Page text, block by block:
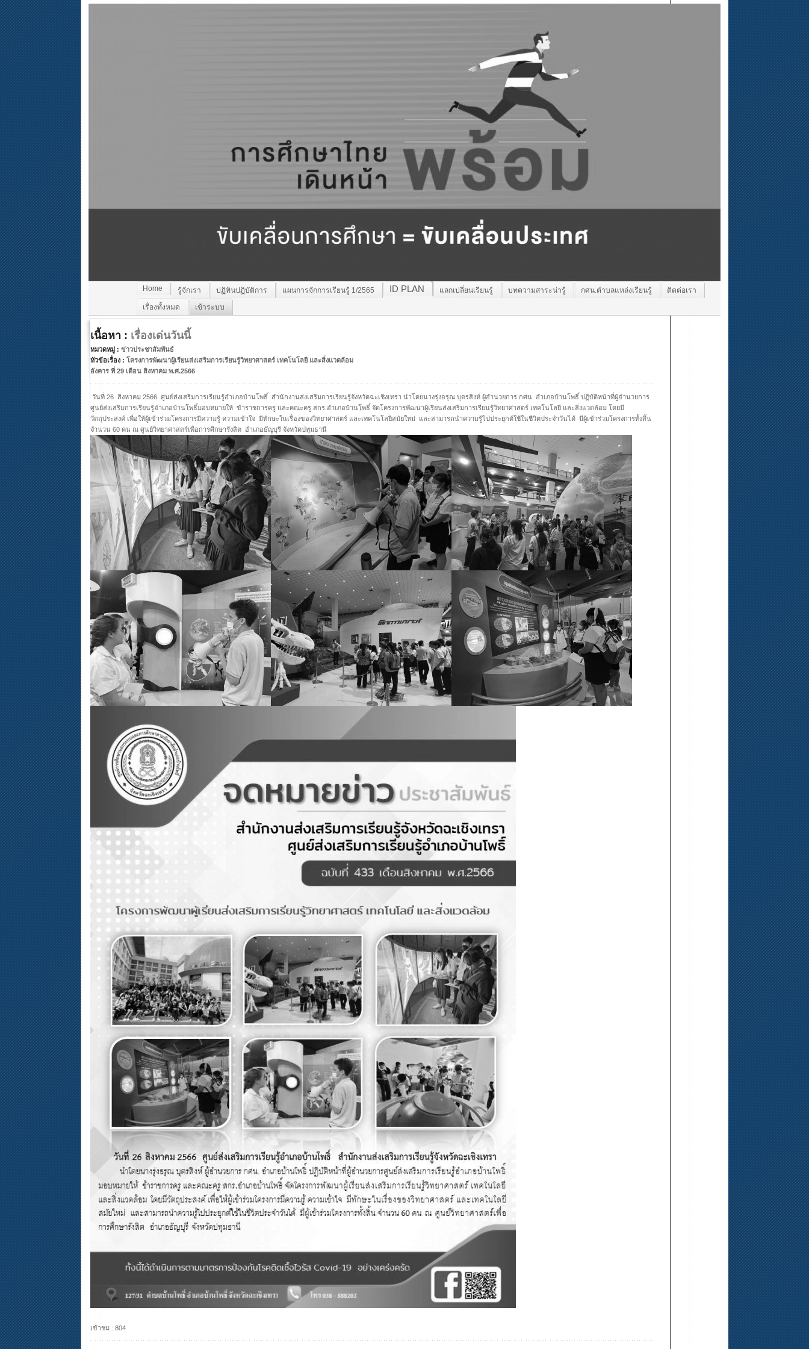
Home รู้จักเรา ปฏิทินปฏิบัติการ แผนการจักการเรียนรู้ 1/2565 ID PLAN แลกเปลี่ยนเรียนรู้ บทความสาระน่ารู้ กศน.ตำบลแหล่งเรียนรู้
ติดต่อเรา
เรื่องทั้งหมด
เข้าระบบ
เนื้อหา : เรื่องเด่นวันนี้
หมวดหมู่ : ข่าวประชาสัมพันธ์
หัวข้อเรื่อง : โครงการพัฒนาผู้เรียนส่งเสริมการเรียนรู้วิทยาศาสตร์ เทคโนโลยี และสิ่งแวดล้อม
อังคาร ที่ 29 เดือน สิงหาคม พ.ศ.2566
วันที่ 26 สิงหาคม 2566 ศูนย์ส่งเสริมการเรียนรู้อำเภอบ้านโพธิ์ สำนักงานส่งเสริมการเรียนรู้จังหวัดฉะเชิงเทรา นำโดยนางรุ่งอรุณ บุตรสิงห์ ผู้อำนวยการ กศน. อำเภอบ้านโพธิ์ ปฏิบัติหน้าที่ผู้อำนวยการ
ศูนย์ส่งเสริมการเรียนรู้อำเภอบ้านโพธิ์มอบหมายให้ ข้าราชการครู และคณะครู สกร.อำเภอบ้านโพธิ์ จัดโครงการพัฒนาผู้เรียนส่งเสริมการเรียนรู้วิทยาศาสตร์ เทคโนโลยี และสิ่งแวดล้อม โดยมี
วัตถุประสงค์ เพื่อให้ผู้เข้าร่วมโครงการมีความรู้ ความเข้าใจ มีทักษะในเรื่องของวิทยาศาสตร์ และเทคโนโลยีสมัยใหม่ และสามารถนำความรู้ไปประยุกต์ใช้ในชีวิตประจำวันได้ มีผู้เข้าร่วมโครงการทั้งสิ้น
จำนวน 60 คน ณ ศูนย์วิทยาศาสตร์เพื่อการศึกษารังสิต อำเภอธัญบุรี จังหวัดปทุมธานี
เข้าชม : 804